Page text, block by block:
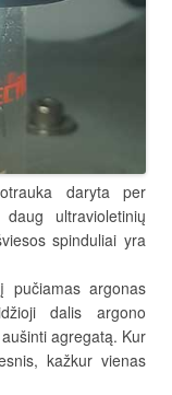
daryta per
ultravioletinių
spinduliai yra
pučiamas argonas
dalis argono
agregatą. Kur
kažkur vienas